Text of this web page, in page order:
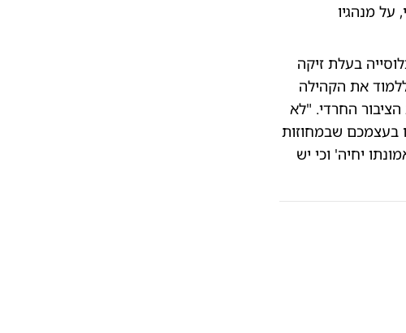
על מנהגיו
בעלת זיקה
את הקהילה
הציבור החרדי. "לא
בעצמכם שבמחוזות
יחיה' וכי יש